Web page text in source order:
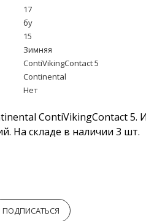
17
бу
15
Зимняя
ContiVikingContact 5
Continental
Нет
ContiVikingContact 5.
На складе в наличии 3 шт.
ПОДПИСАТЬСЯ